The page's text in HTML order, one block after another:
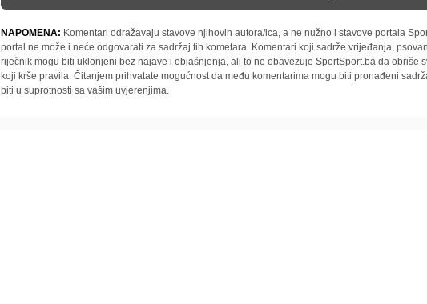
NAPOMENA: Komentari odražavaju stavove njihovih autora/ica, a ne nužno i stavove portala
portal ne može i neće odgovarati za sadržaj tih kometara. Komentari koji sadrže vrijeđanja,
riječnik mogu biti uklonjeni bez najave i objašnjenja, ali to ne obavezuje SportSport.ba da obriše
koji krše pravila. Čitanjem prihvatate mogućnost da među komentarima mogu biti pronađeni
biti u suprotnosti sa vašim uvjerenjima.